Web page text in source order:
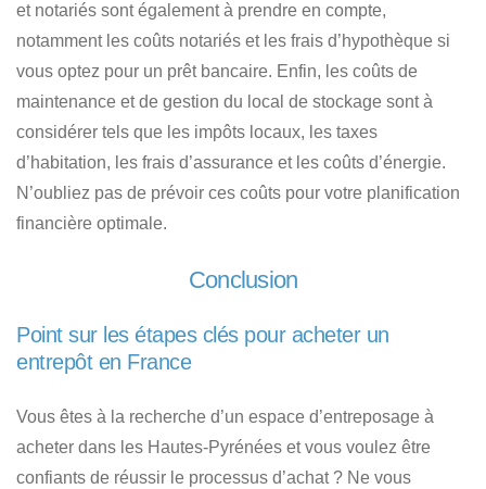
et notariés sont également à prendre en compte,
notamment les coûts notariés et les frais d’hypothèque si
vous optez pour un prêt bancaire. Enfin, les coûts de
maintenance et de gestion du local de stockage sont à
considérer tels que les impôts locaux, les taxes
d’habitation, les frais d’assurance et les coûts d’énergie.
N’oubliez pas de prévoir ces coûts pour votre planification
financière optimale.
Conclusion
Point sur les étapes clés pour acheter un
entrepôt en France
Vous êtes à la recherche d’un espace d’entreposage à
acheter dans les Hautes-Pyrénées et vous voulez être
confiants de réussir le processus d’achat ? Ne vous